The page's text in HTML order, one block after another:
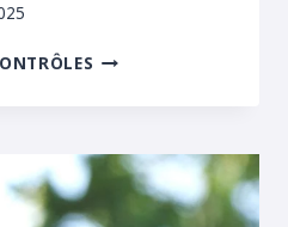
BERGERONNETTE